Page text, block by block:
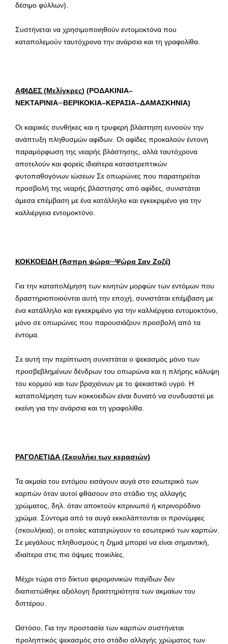
δέσιμο φύλλων).
Συστήνεται να χρησιμοποιηθούν εντομοκτόνα που
καταπολεμούν ταυτόχρονα την ανάρσια και τη γραφολίθα.
ΑΦΙΔΕΣ (Μελίγκρες) (ΡΟΔΑΚΙΝΙΑ–
ΝΕΚΤΑΡΙΝΙΑ─ΒΕΡΙΚΟΚΙΑ–ΚΕΡΑΣΙΑ–ΔΑΜΑΣΚΗΝΙΑ)
Οι καιρικές συνθήκες και η τρυφερή βλάστηση ευνοούν την
ανάπτυξη πληθυσμών αφίδων. Οι αφίδες προκαλούν έντονη
παραμόρφωση της νεαρής βλάστησης, αλλά ταυτόχρονα
αποτελούν και φορείς ιδιαίτερα καταστρεπτικών
φυτοπαθογόνων ιώσεων Σε οπωρώνες που παρατηρείται
προσβολή της νεαρής βλάστησης από αφίδες, συνιστάται
άμεσα επέμβαση με ένα κατάλληλο και εγκεκριμένο για την
καλλιέργεια εντομοκτόνο.
ΚΟΚΚΟΕΙΔΗ (Άσπρη ψώρα─Ψώρα Σαν Ζοζέ)
Για την καταπολέμηση των κινητών μορφών των εντόμων που
δραστηριοποιούνται αυτή την εποχή, συνιστάται επέμβαση με
ένα κατάλληλο και εγκεκριμένο για την καλλιέργεια εντομοκτόνο,
μόνο σε οπωρώνες που παρουσιάζουν προσβολή από τα
έντομα.
Σε αυτή την περίπτωση συνιστάται ο ψεκασμός μόνο των
προσβεβλημένων δένδρων του οπωρώνα και η πλήρης κάλυψη
του κορμού και των βραχιόνων με το ψεκαστικό υγρό. Η
καταπολέμηση των κοκκοειδών είναι δυνατό να συνδυαστεί με
εκείνη για την ανάρσια και τη γραφολίθα.
ΡΑΓΟΛΕΤΙΔΑ (Σκουλήκι των κερασιών)
Τα ακμαία του εντόμου εισάγουν αυγά στο εσωτερικό των
καρπών όταν αυτοί φθάσουν στο στάδιο της αλλαγής
χρώματος, δηλ. όταν αποκτούν κιτρινωπό ή κιτρινορόδινο
χρώμα. Σύντομα από τα αυγά εκκολάπτονται οι προνύμφες
(σκουλήκια), οι οποίες κατατρώγουν το εσωτερικό των καρπών.
Σε μεγάλους πληθυσμούς η ζημιά μπορεί να είναι σημαντική,
ιδιαίτερα στις πιο όψιμες ποικιλίες.
Μέχρι τώρα στο δίκτυο φερομονικών παγίδων δεν
διαπιστώθηκε αξιόλογη δραστηριότητα των ακμαίων του
διπτέρου.
Ωστόσο, Για την προστασία των καρπών συστήνεται
προληπτικός ψεκασμός στο στάδιο αλλαγής χρώματος των